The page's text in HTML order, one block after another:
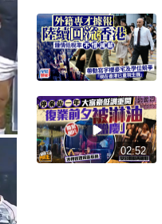
02:52